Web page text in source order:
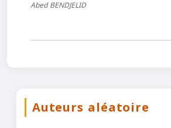
Abed BENDJELID
Auteurs aléatoire